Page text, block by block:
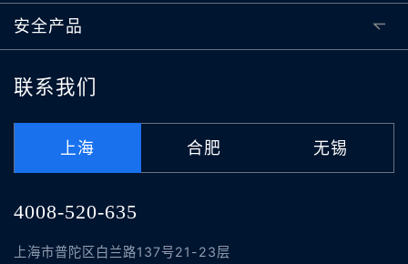
安全产品
联系我们
上海 合肥 无锡
4008-520-635
上海市普陀区白兰路137号21-23层